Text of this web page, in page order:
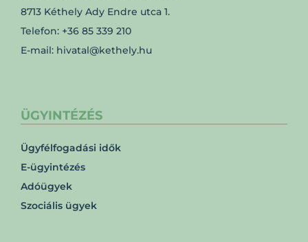
8713 Kéthely Ady Endre utca 1.
Telefon: +36 85 339 210
E-mail: hivatal@kethely.hu
ÜGYINTÉZÉS
Ügyfélfogadási idők
E-ügyintézés
Adóügyek
Szociális ügyek